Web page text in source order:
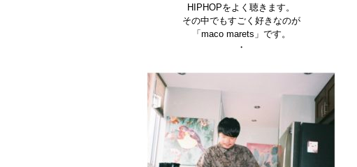
HIPHOPをよく聴きます。
その中でもすごく好きなのが
「maco marets」です。
・